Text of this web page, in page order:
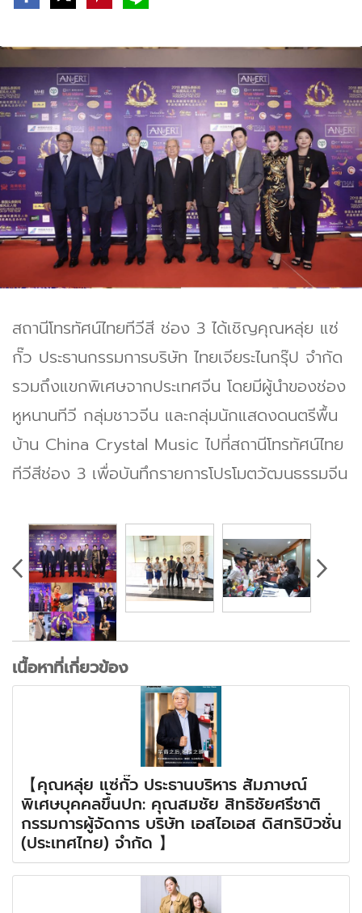
สถานีโทรทัศน์ไทยทีวีสี ช่อง 3 ได้เชิญคุณหลุ่ย แซ่
กั๊ว ประธานกรรมการบริษัท ไทยเจียระไนกรุ๊ป จำกัด
รวมถึงแขกพิเศษจากประเทศจีน โดยมีผู้นำของช่อง
หูหนานทีวี กลุ่มชาวจีน และกลุ่มนักแสดงดนตรีพื้น
บ้าน China Crystal Music ไปที่สถานีโทรทัศน์ไทย
ทีวีสีช่อง 3 เพื่อบันทึกรายการโปรโมตวัฒนธรรมจีน
เนื้อหาที่เกี่ยวข้อง
【คุณหลุ่ย แซ่กั๊ว ประธานบริหาร สัมภาษณ์
พิเศษบุคคลขึ้นปก: คุณสมชัย สิทธิชัยศรีชาติ
กรรมการผู้จัดการ บริษัท เอสไอเอส ดิสทริบิวชั่น
(ประเทศไทย) จำกัด 】